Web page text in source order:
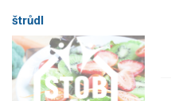
štrůdl